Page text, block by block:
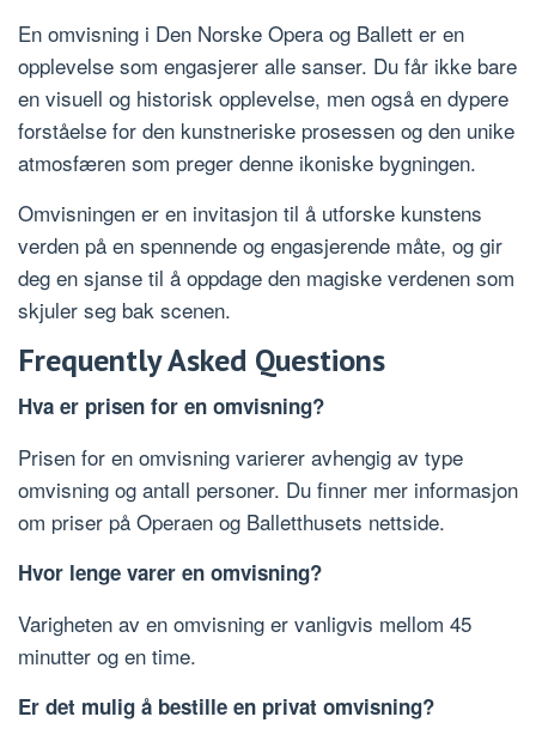
En omvisning i Den Norske Opera og Ballett er en
opplevelse som engasjerer alle sanser. Du får ikke bare
en visuell og historisk opplevelse, men også en dypere
forståelse for den kunstneriske prosessen og den unike
atmosfæren som preger denne ikoniske bygningen.
Omvisningen er en invitasjon til å utforske kunstens
verden på en spennende og engasjerende måte, og gir
deg en sjanse til å oppdage den magiske verdenen som
skjuler seg bak scenen.
Frequently Asked Questions
Hva er prisen for en omvisning?
Prisen for en omvisning varierer avhengig av type
omvisning og antall personer. Du finner mer informasjon
om priser på Operaen og Balletthusets nettside.
Hvor lenge varer en omvisning?
Varigheten av en omvisning er vanligvis mellom 45
minutter og en time.
Er det mulig å bestille en privat omvisning?